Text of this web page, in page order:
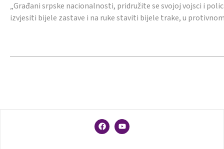
„Građani srpske nacionalnosti, pridružite se svojoj vojsci i
izvjesiti bijele zastave i na ruke staviti bijele trake, u